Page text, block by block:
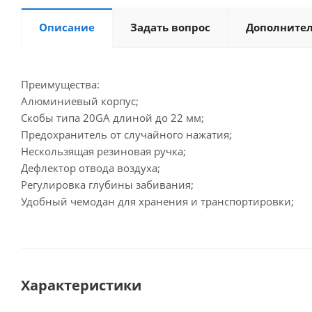
Описание Задать вопрос
Преимущества:
Алюминиевый корпус;
Скобы типа 20GA длиной до 22 мм;
Предохранитель от случайного нажатия;
Нескользящая резиновая ручка;
Дефлектор отвода воздуха;
Регулировка глубины забивания;
Удобный чемодан для хранения и транспортировки;
Характеристики